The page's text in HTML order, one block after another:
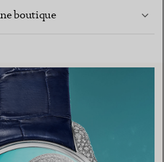
boutique
PLUS PROCHE